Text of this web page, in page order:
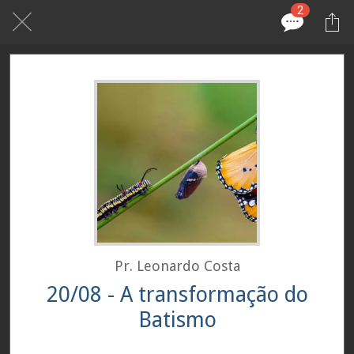
2
Pr. Leonardo Costa
20/08 - A transformação do
Batismo